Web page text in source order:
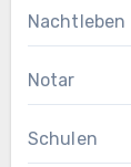
Nachtleben
Notar
Schulen